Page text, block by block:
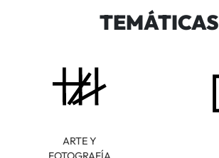
TEMÁTICAS
ARTE Y